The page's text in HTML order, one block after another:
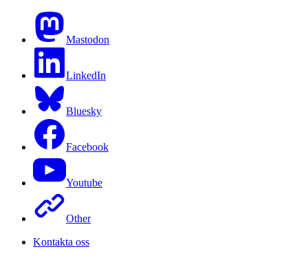
Mastodon
LinkedIn
Bluesky
Facebook
Youtube
Other
Kontakta oss